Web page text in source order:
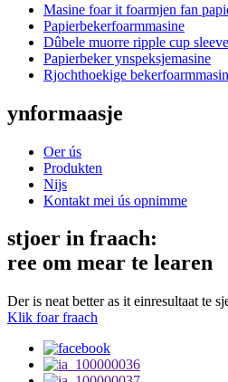
Masine foar it foarmjen fan
Papierbekerfoarmmasine
Dûbele muorre ripple cup
Papierbeker ynspeksjemasine
Rjochthoekige
ynformaasje
Oer ús
Produkten
Nijs
Kontakt mei ús opnimme
stjoer in fraach:
ree om mear te learen
Der is neat better as it einresultaat te
Klik foar fraach